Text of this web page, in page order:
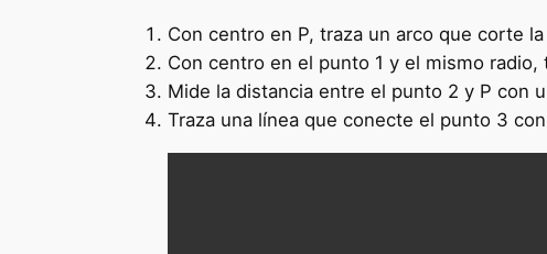
Con centro en P, traza un arco que corte
Con centro en el punto 1 y el mismo
Mide la distancia entre el punto 2 y P con
Traza una línea que conecte el punto 3